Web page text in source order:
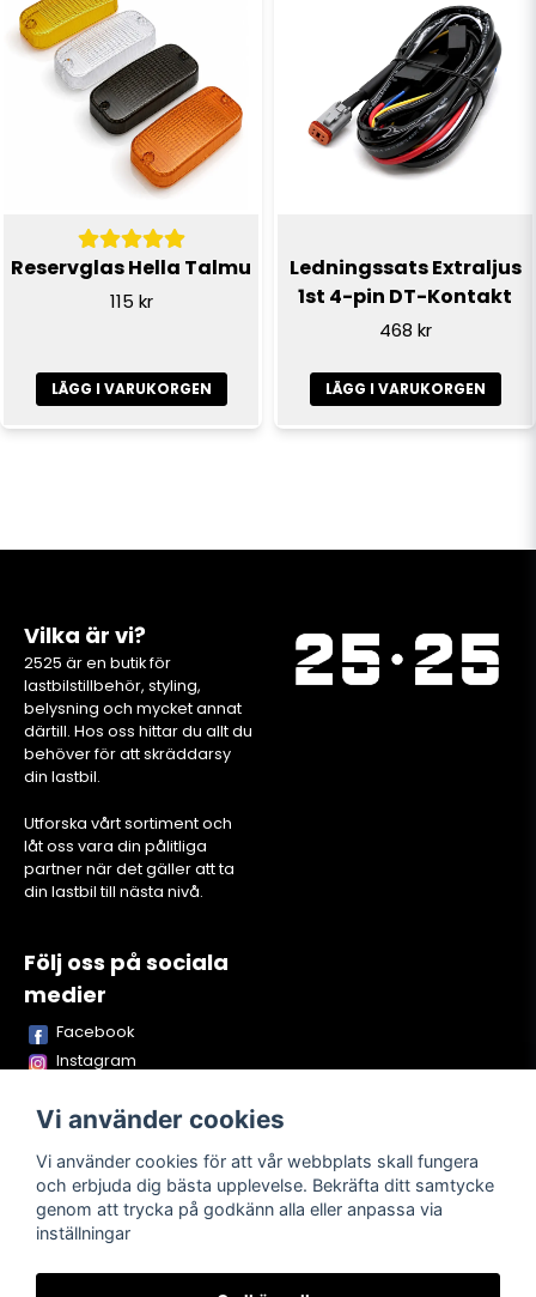
Reservglas Hella Talmu
115 kr
LÄGG I VARUKORGEN
Ledningssats Extraljus
1st 4-pin DT-Kontakt
468 kr
LÄGG I VARUKORGEN
Vilka är vi?
2525 är en butik för
lastbilstillbehör, styling,
belysning och mycket annat
därtill. Hos oss hittar du allt du
behöver för att skräddarsy
din lastbil.
Utforska vårt sortiment och
låt oss vara din pålitliga
partner när det gäller att ta
din lastbil till nästa nivå.
Följ oss på sociala
medier
Facebook
Instagram
TikTok
Vi använder cookies
Vi använder cookies för att vår webbplats skall fungera
och erbjuda dig bästa upplevelse. Bekräfta ditt samtycke
genom att trycka på godkänn alla eller anpassa via
inställningar